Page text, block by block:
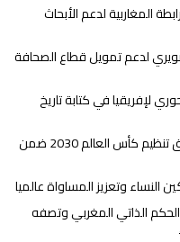
المغاربية لدعم الأبحاث
لدعم تمويل قطاع الصحافة
لإفريقيا في كتابة تاريخ
المغرب وفرنسا يعززان تعاونهما في أفق تنظيم كأس العالم 2030 ضمن
النساء وتعزيز المساواة عالميا
الذاتي المغربي وتصفه